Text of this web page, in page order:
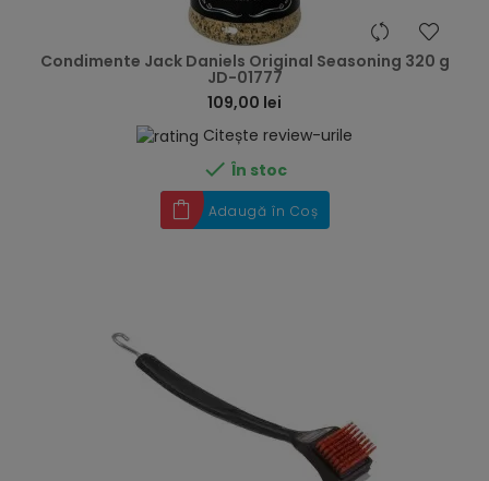
Condimente Jack Daniels Original Seasoning 320 g
JD-01777
109,00 lei
Citește review-urile
 În stoc
Adaugă în Coș